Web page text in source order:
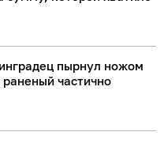
пырнул ножом
частично